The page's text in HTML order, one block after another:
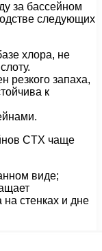
за бассейном
следующих
хлора, не
резкого запаха,
к
CTX чаще
виде;
на стенках и дне